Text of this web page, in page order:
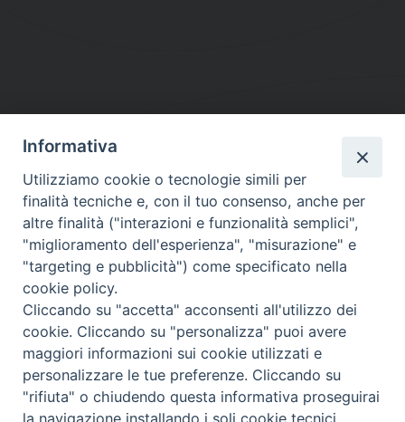
DIOCESI SUBURBICARIA DI ALBANO
Contatti:Tel.: 06.93268401 - Fax.: 06.9323844
E-mail:curia@diocesidialbano.it
Orari: dal Lunedì al Venerdì Ore: 9:00 - 13:00
Lunedì, Mercoledì e Venerdì, Ore 9:30 - 12:30
Diocesi Suburbicaria di Albano
Informativa
Utilizziamo cookie o tecnologie simili per
finalità tecniche e, con il tuo consenso, anche per
altre finalità ("interazioni e funzionalità semplici",
"miglioramento dell'esperienza", "misurazione" e
"targeting e pubblicità") come specificato nella
cookie policy.
Cliccando su "accetta" acconsenti all'utilizzo dei
cookie. Cliccando su "personalizza" puoi avere
maggiori informazioni sui cookie utilizzati e
personalizzare le tue preferenze. Cliccando su
"rifiuta" o chiudendo questa informativa proseguirai